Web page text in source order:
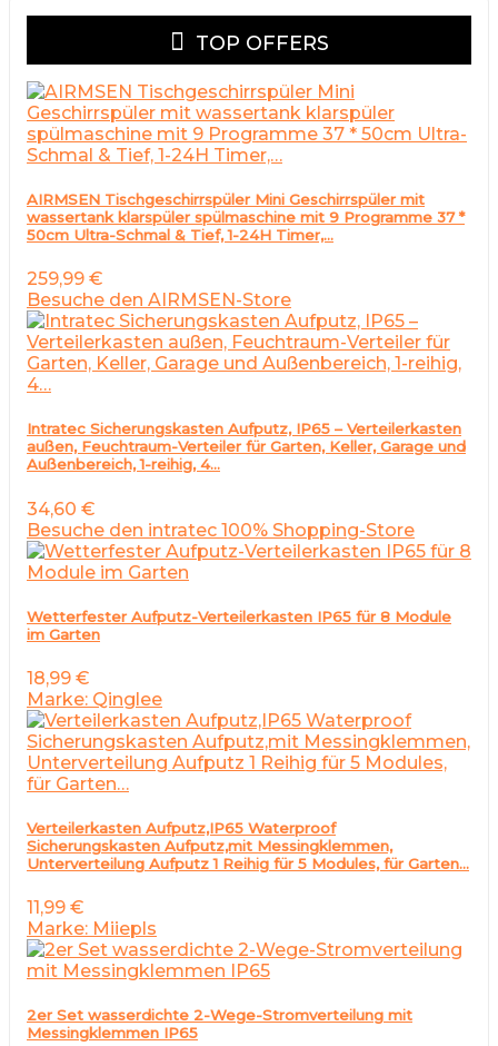
TOP OFFERS
AIRMSEN Tischgeschirrspüler Mini Geschirrspüler mit
wassertank klarspüler spülmaschine mit 9 Programme 37 *
50cm Ultra-Schmal & Tief, 1-24H Timer,…
259,99 €
Besuche den AIRMSEN-Store
Intratec Sicherungskasten Aufputz, IP65 – Verteilerkasten
außen, Feuchtraum-Verteiler für Garten, Keller, Garage und
Außenbereich, 1-reihig, 4…
34,60 €
Besuche den intratec 100% Shopping-Store
Wetterfester Aufputz-Verteilerkasten IP65 für 8 Module
im Garten
18,99 €
Marke: Qinglee
Verteilerkasten Aufputz,IP65 Waterproof
Sicherungskasten Aufputz,mit Messingklemmen,
Unterverteilung Aufputz 1 Reihig für 5 Modules, für Garten…
11,99 €
Marke: Miiepls
2er Set wasserdichte 2-Wege-Stromverteilung mit
Messingklemmen IP65